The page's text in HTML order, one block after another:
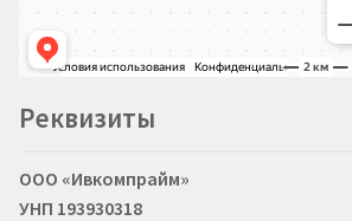
Реквизиты
ООО «Ивкомпрайм»
УНП 193930318